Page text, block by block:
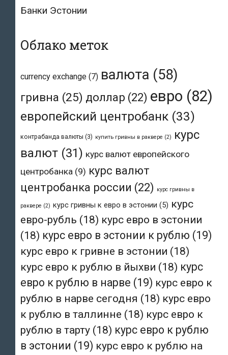
Банки Эстонии
Облако меток
currency exchange (7) валюта (58)
гривна (25) доллар (22) евро (82)
европейский центробанк (33)
контрабанда валюты (3) купить гривны в раквере (2)
курс
валют (31) курс валют европейского
центробанка (9) курс валют
центробанка россии (22) курс гривны в
раквере (2) курс гривны к евро в эстонии (5) курс
евро-рубль (18) курс евро в эстонии
(18) курс евро в эстонии к рублю (19)
курс евро к гривне в эстонии (18)
курс евро к рублю в йыхви (18) курс
евро к рублю в нарве (19) курс евро к
рублю в нарве сегодня (18) курс евро
к рублю в таллинне (18) курс евро к
рублю в тарту (18) курс евро к рублю
в эстонии (19) курс евро к рублю на